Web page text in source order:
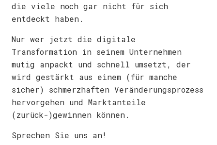
die viele noch gar nicht für sich
entdeckt haben.
Nur wer jetzt die digitale
Transformation in seinem Unternehmen
mutig anpackt und schnell umsetzt, der
wird gestärkt aus einem (für manche
sicher) schmerzhaften Veränderungsprozess
hervorgehen und Marktanteile
(zurück-)gewinnen können.
Sprechen Sie uns an!